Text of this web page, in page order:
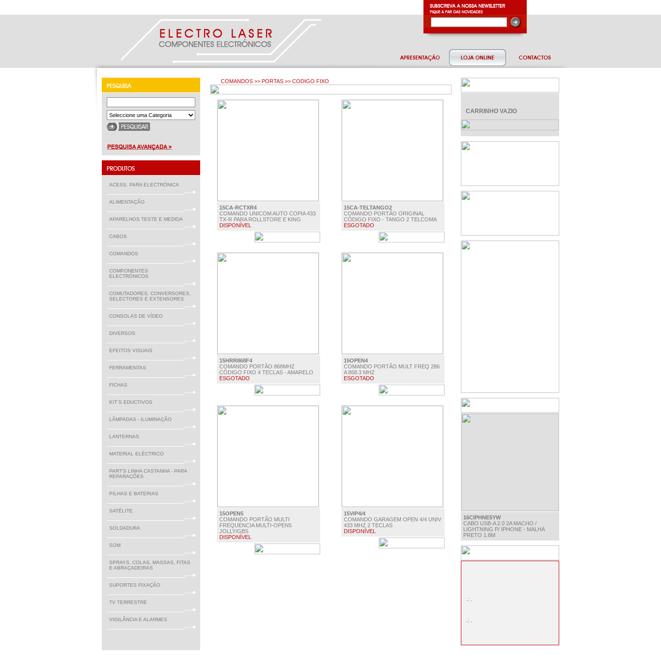
ACESS. PARA ELECTRÓNICA
ALIMENTAÇÃO
APARELHOS TESTE E MEDIDA
CABOS
COMANDOS
COMPONENTES
ELECTRÓNICOS
COMUTADORES, CONVERSORES,
SELECTORES E EXTENSORES
CONSOLAS DE VÍDEO
DIVERSOS
EFEITOS VISUAIS
FERRAMENTAS
FICHAS
KIT´S EDUCTIVOS
LÂMPADAS - ILUMINAÇÃO
LANTERNAS
MATERIAL ELÉCTRICO
PART'S LINHA CASTANHA - PARA
REPARAÇÕES
PILHAS E BATERIAS
SATÉLITE
SOLDADURA
SOM
SPRAYS, COLAS, MASSAS, FITAS
E ABRAÇADEIRAS
SUPORTES FIXAÇÃO
TV TERRESTRE
VIGILÂNCIA E ALARMES
COMANDOS >> PORTAS >> CODIGO FIXO
15CA-RCTXR4
COMANDO UNICOM AUTO COPIA 433
TX-R PARA ROLLSTORE E KING
DISPONÍVEL
15CA-TELTANGO2
COMANDO PORTÃO ORIGINAL
CÓDIGO FIXO - TANGO 2 TELCOMA
ESGOTADO
15HRR868F4
COMANDO PORTÃO 868MHZ
CÓDIGO FIXO 4 TECLAS - AMARELO
ESGOTADO
15OPEN4
COMANDO PORTÃO MULT FREQ 286
A 868.3 MHZ
ESGOTADO
15OPEN5
COMANDO PORTÃO MULTI
FREQUENCIA MULTI-OPEN5
JOLLY/GBS
DISPONÍVEL
15VIP4/4
COMANDO GARAGEM OPEN 4/4 UNIV
433 MHZ 2 TECLAS
DISPONÍVEL
CARRINHO VAZIO
16CIPHNE5YW
CABO USB-A 2.0 2A MACHO /
LIGHTNING P/ IPHONE - MALHA
PRETO 1.8M